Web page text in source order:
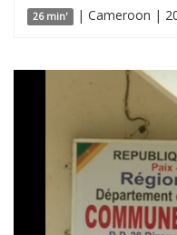
26 min' | Cameroon |